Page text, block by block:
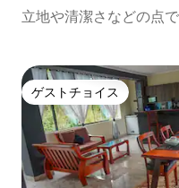
立地や清潔さなどの点
ゲストチョイス
ゲストチョイス